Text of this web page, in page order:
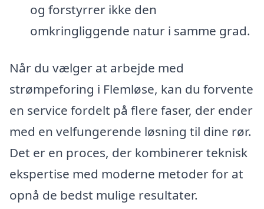
og forstyrrer ikke den
omkringliggende natur i samme grad.
Når du vælger at arbejde med
strømpeforing i Flemløse, kan du forvente
en service fordelt på flere faser, der ender
med en velfungerende løsning til dine rør.
Det er en proces, der kombinerer teknisk
ekspertise med moderne metoder for at
opnå de bedst mulige resultater.